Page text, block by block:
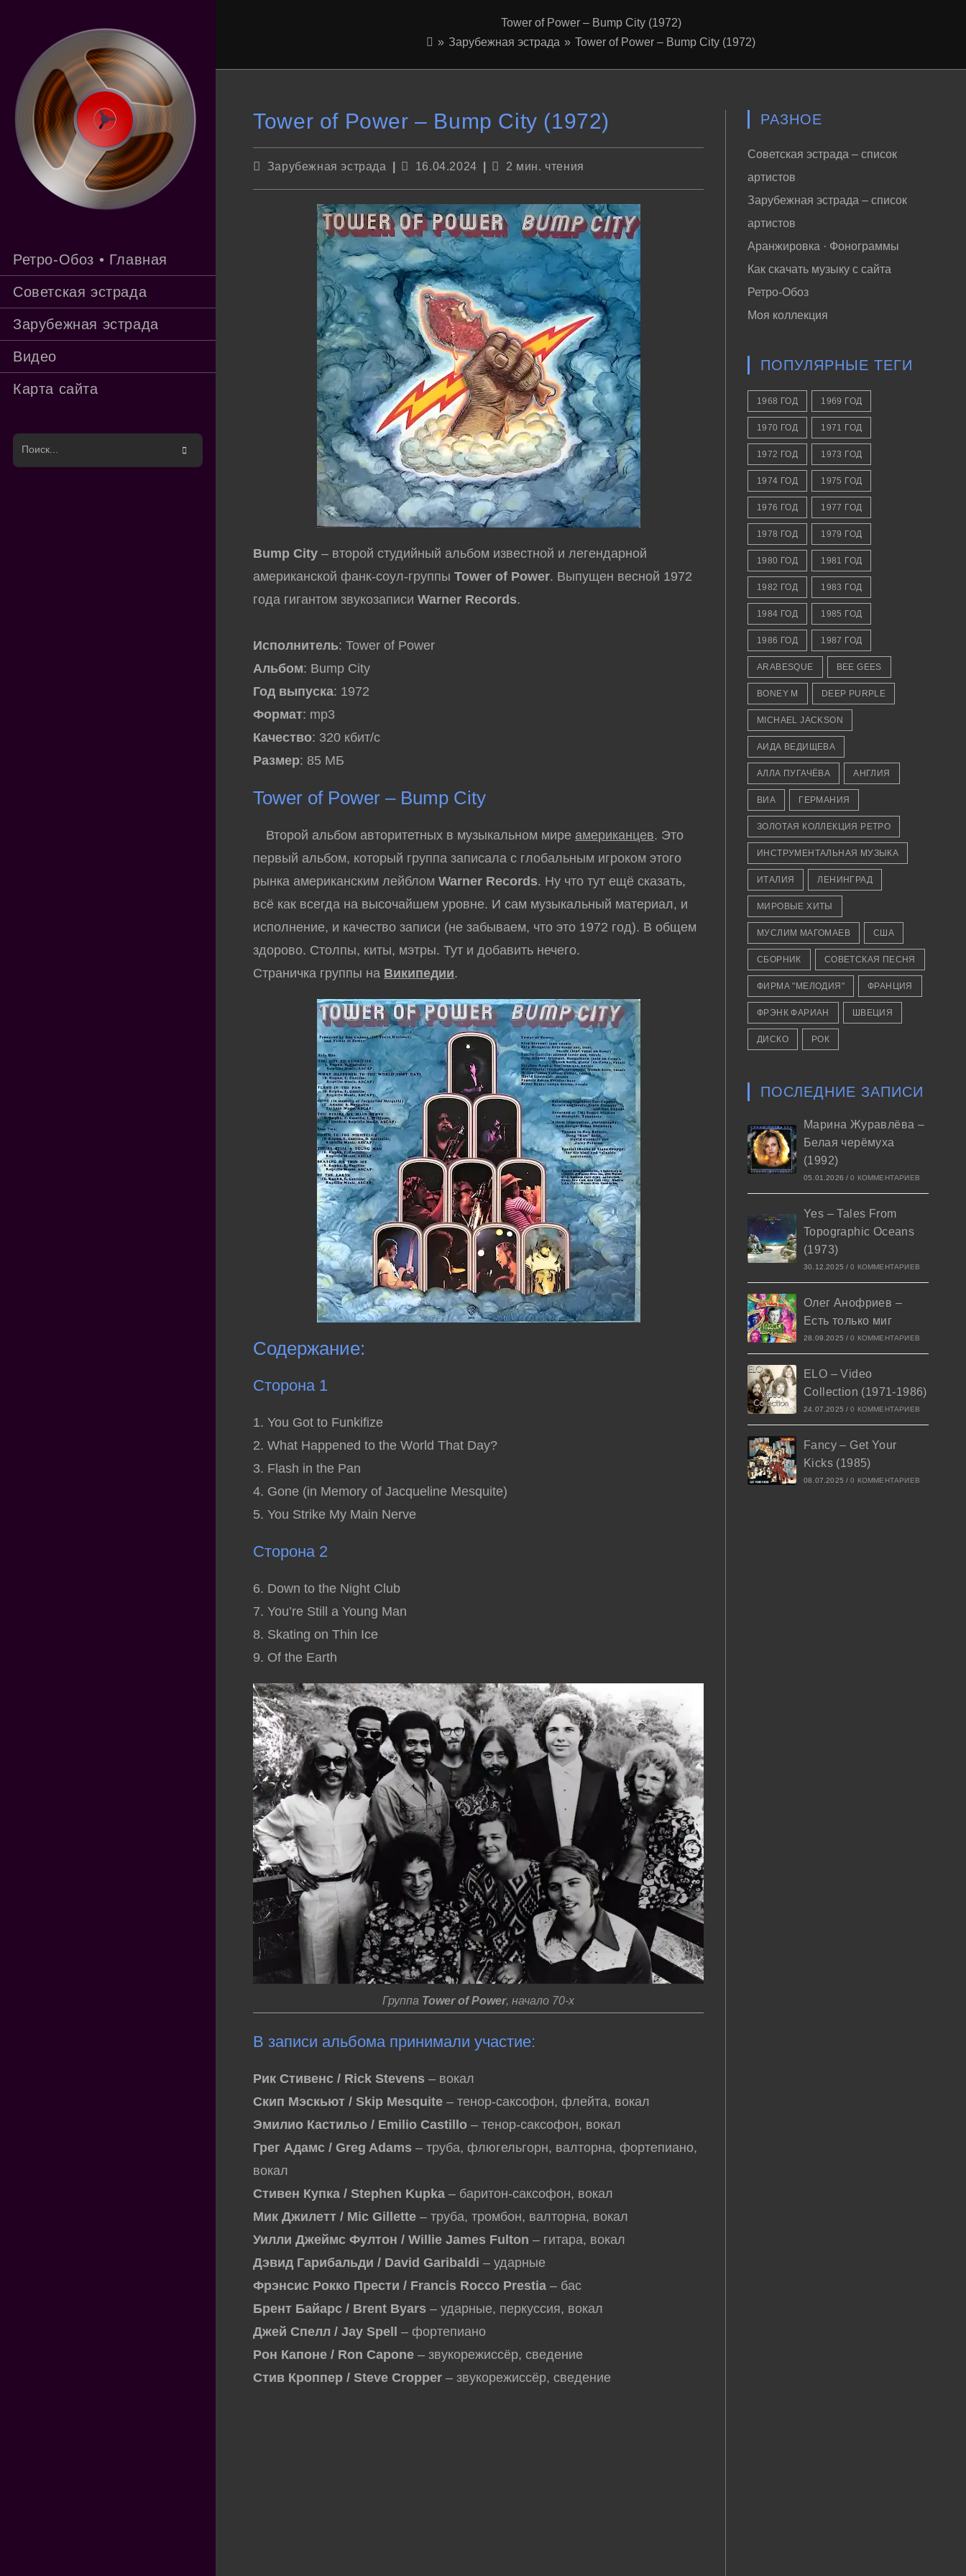
Ретро-Обоз • Главная
Советская эстрада
Зарубежная эстрада
Видео
Карта сайта
Tower of Power – Bump City (1972)
» Зарубежная эстрада » Tower of Power – Bump City (1972)
Tower of Power – Bump City (1972)
Рубрика
Зарубежная эстрада
Запись
16.04.2024
Время2 мин. чтения
Bump City – второй студийный альбом известной и легендарной
американской фанк-соул-группыTower of Power. Выпущен весной 1972
года гигантом звукозаписиWarner Records.
Исполнитель: Tower of Power
Альбом: Bump City
Год выпуска: 1972
Формат: mp3
Качество: 320 кбит/с
Размер: 85 МБ
Tower of Power – Bump City
Второй альбом авторитетных в музыкальном мире американцев. Это
первый альбом, который группа записала с глобальным игроком этого
рынка американским лейбломWarner Records. Ну что тут ещё сказать,
всё как всегда на высочайшем уровне. И сам музыкальный материал, и
исполнение, и качество записи (не забываем, что это 1972 год). В общем
здорово. Столпы, киты, мэтры. Тут и добавить нечего.
Страничка группы на Википедии.
Содержание:
Сторона 1
1. You Got to Funkifize
2. What Happened to the World That Day?
3. Flash in the Pan
4. Gone (in Memory of Jacqueline Mesquite)
5. You Strike My Main Nerve
Сторона 2
6. Down to the Night Club
7. You’re Still a Young Man
8. Skating on Thin Ice
9. Of the Earth
Группа Tower of Power, начало 70-х
В записи альбома принимали участие:
Рик Стивенс / Rick Stevens – вокал
Скип Мэскьют / Skip Mesquite – тенор-саксофон, флейта, вокал
Эмилио Кастильо / Emilio Castillo – тенор-саксофон, вокал
Грег Адамс / Greg Adams – труба, флюгельгорн, валторна, фортепиано,
вокал
Стивен Купка / Stephen Kupka – баритон-саксофон, вокал
Мик Джилетт / Mic Gillette – труба, тромбон, валторна, вокал
Уилли Джеймс Фултон / Willie James Fulton – гитара, вокал
Дэвид Гарибальди / David Garibaldi – ударные
Фрэнсис Рокко Прести / Francis Rocco Prestia – бас
Брент Байарс / Brent Byars – ударные, перкуссия, вокал
Джей Спелл / Jay Spell
– фортепиано
Рон Капоне / Ron Capone – звукорежиссёр, сведение
Стив Кроппер / Steve Cropper – звукорежиссёр, сведение
РАЗНОЕ
Советская эстрада – список
артистов
Зарубежная эстрада – список
артистов
Аранжировка · Фонограммы
Как скачать музыку с сайта
Ретро-Обоз
Моя коллекция
ПОПУЛЯРНЫЕ ТЕГИ
1968 ГОД 1969 ГОД
1970 ГОД 1971 ГОД
1972 ГОД 1973 ГОД
1974 ГОД 1975 ГОД
1976 ГОД 1977 ГОД
1978 ГОД 1979 ГОД
1980 ГОД 1981 ГОД
1982 ГОД 1983 ГОД
1984 ГОД 1985 ГОД
1986 ГОД 1987 ГОД
ARABESQUE BEE GEES
BONEY M DEEP PURPLE
MICHAEL JACKSON
АИДА ВЕДИЩЕВА
АЛЛА ПУГАЧЁВА АНГЛИЯ
ВИА ГЕРМАНИЯ
ЗОЛОТАЯ КОЛЛЕКЦИЯ РЕТРО
ИНСТРУМЕНТАЛЬНАЯ МУЗЫКА
ИТАЛИЯ ЛЕНИНГРАД
МИРОВЫЕ ХИТЫ
МУСЛИМ МАГОМАЕВ США
СБОРНИК СОВЕТСКАЯ ПЕСНЯ
ФИРМА "МЕЛОДИЯ" ФРАНЦИЯ
ФРЭНК ФАРИАН ШВЕЦИЯ
ДИСКО РОК
ПОСЛЕДНИЕ ЗАПИСИ
Марина Журавлёва –
Белая черёмуха
(1992)
05.01.2026 / 0 КОММЕНТАРИЕВ
Yes – Tales From
Topographic Oceans
(1973)
30.12.2025 / 0 КОММЕНТАРИЕВ
Олег Анофриев –
Есть только миг
28.09.2025 / 0 КОММЕНТАРИЕВ
ELO – Video
Collection (1971-1986)
24.07.2025 / 0 КОММЕНТАРИЕВ
Fancy – Get Your
Kicks (1985)
08.07.2025 / 0 КОММЕНТАРИЕВ